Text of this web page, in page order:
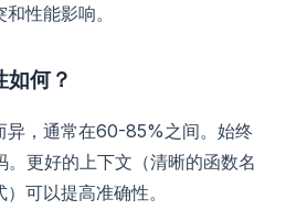
性能影响。
何？
异，通常在60-85%之间。始终
更好的上下文（清晰的函数名
可以提高准确性。